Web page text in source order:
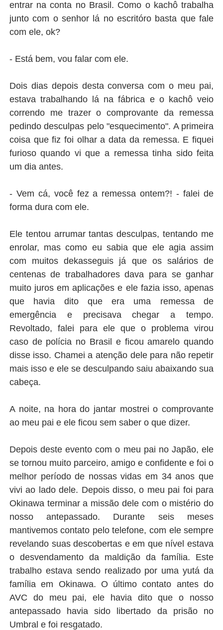
entrar na conta no Brasil. Como o kachô trabalha
junto com o senhor lá no escritóro basta que fale
com ele, ok?
- Está bem, vou falar com ele.
Dois dias depois desta conversa com o meu pai,
estava trabalhando lá na fábrica e o kachô veio
correndo me trazer o comprovante da remessa
pedindo desculpas pelo "esquecimento". A primeira
coisa que fiz foi olhar a data da remessa. E fiquei
furioso quando vi que a remessa tinha sido feita
um dia antes.
- Vem cá, você fez a remessa ontem?! - falei de
forma dura com ele.
Ele tentou arrumar tantas desculpas, tentando me
enrolar, mas como eu sabia que ele agia assim
com muitos dekasseguis já que os salários de
centenas de trabalhadores dava para se ganhar
muito juros em aplicações e ele fazia isso, apenas
que havia dito que era uma remessa de
emergência e precisava chegar a tempo.
Revoltado, falei para ele que o problema virou
caso de polícia no Brasil e ficou amarelo quando
disse isso. Chamei a atenção dele para não repetir
mais isso e ele se desculpando saiu abaixando sua
cabeça.
A noite, na hora do jantar mostrei o comprovante
ao meu pai e ele ficou sem saber o que dizer.
Depois deste evento com o meu pai no Japão, ele
se tornou muito parceiro, amigo e confidente e foi o
melhor período de nossas vidas em 34 anos que
vivi ao lado dele. Depois disso, o meu pai foi para
Okinawa terminar a missão dele com o mistério do
nosso antepassado. Durante seis meses
mantivemos contato pelo telefone, com ele sempre
revelando suas descobertas e em que nível estava
o desvendamento da maldição da família. Este
trabalho estava sendo realizado por uma yutá da
família em Okinawa. O último contato antes do
AVC do meu pai, ele havia dito que o nosso
antepassado havia sido libertado da prisão no
Umbral e foi resgatado.